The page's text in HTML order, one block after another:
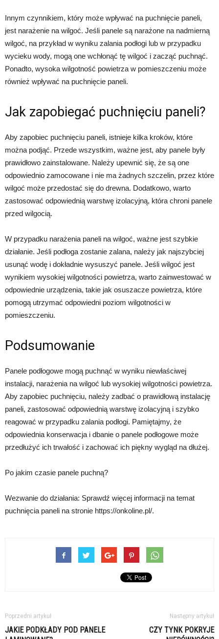
Innym czynnikiem, który może wpływać na puchnięcie paneli,
jest narażenie na wilgoć. Jeśli panele są narażone na nadmierną
wilgoć, na przykład w wyniku zalania podłogi lub w przypadku
wycieku wody, mogą one wchłonąć tę wilgoć i zacząć puchnąć.
Ponadto, wysoka wilgotność powietrza w pomieszczeniu może
również wpływać na puchnięcie paneli.
Jak zapobiegać puchnięciu paneli?
Aby zapobiec puchnięciu paneli, istnieje kilka kroków, które
można podjąć. Przede wszystkim, ważne jest, aby panele były
prawidłowo zainstalowane. Należy upewnić się, że są one
odpowiednio zamocowane i nie ma żadnych szczelin, przez które
wilgoć może przedostać się do drewna. Dodatkowo, warto
zastosować odpowiednią warstwę izolacyjną, która chroni panele
przed wilgocią.
W przypadku narażenia paneli na wilgoć, ważne jest szybkie
działanie. Jeśli podłoga zostanie zalana, należy jak najszybciej
usunąć wodę i dokładnie wysuszyć panele. Jeśli wilgoć jest
wynikiem wysokiej wilgotności powietrza, warto zainwestować w
odpowiednie urządzenia, takie jak osuszacze powietrza, które
pomogą utrzymać odpowiedni poziom wilgotności w
pomieszczeniu.
Podsumowanie
Panele podłogowe mogą puchnąć w wyniku niewłaściwej
instalacji, narażenia na wilgoć lub wysokiej wilgotności powietrza.
Aby zapobiec puchnięciu, należy zadbać o prawidłową instalację
paneli, zastosować odpowiednią warstwę izolacyjną i szybko
reagować w przypadku zalania podłogi. Pamiętajmy, że
odpowiednia konserwacja i dbanie o panele podłogowe może
przedłużyć ich trwałość i zachować ich piękny wygląd na dłużej.
Po jakim czasie panele puchną?
Wezwanie do działania: Sprawdź więcej informacji na temat
puchnięcia paneli na stronie https://onkoline.pl/.
Poprzedni artykuł
JAKIE PODKŁADY POD PANELE
Następny artykuł
CZY TYNK POKRYJE